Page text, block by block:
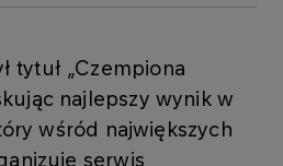
tytuł „Czempiona
najlepszy wynik w
wśród największych
serwis